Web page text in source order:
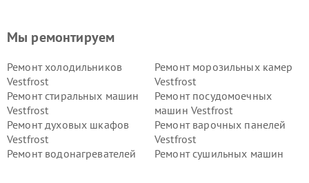
Мы ремонтируем
Ремонт холодильников
Vestfrost
Ремонт морозильных камер
Vestfrost
Ремонт стиральных машин
Vestfrost
Ремонт посудомоечных
машин Vestfrost
Ремонт духовых шкафов
Vestfrost
Ремонт варочных панелей
Vestfrost
Ремонт водонагревателей
Ремонт сушильных машин